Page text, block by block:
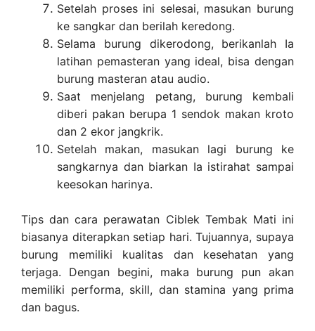
Setelah proses ini selesai, masukan burung
ke sangkar dan berilah keredong.
Selama burung dikerodong, berikanlah Ia
latihan pemasteran yang ideal, bisa dengan
burung masteran atau audio.
Saat menjelang petang, burung kembali
diberi pakan berupa 1 sendok makan kroto
dan 2 ekor jangkrik.
Setelah makan, masukan lagi burung ke
sangkarnya dan biarkan Ia istirahat sampai
keesokan harinya.
Tips dan cara perawatan Ciblek Tembak Mati ini
biasanya diterapkan setiap hari. Tujuannya, supaya
burung memiliki kualitas dan kesehatan yang
terjaga. Dengan begini, maka burung pun akan
memiliki performa, skill, dan stamina yang prima
dan bagus.